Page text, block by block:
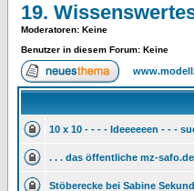
19.
Moderatoren: Keine
Benutzer in diesem Forum: Keine
10 x 10 - - - - Ideeeeeen - - -
. . . das öffentliche mz-
Stöberecke bei Sabine